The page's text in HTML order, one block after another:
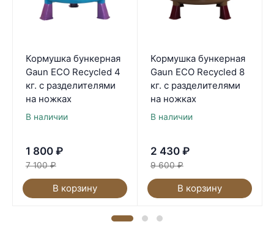
Кормушка бункерная
Gaun ECO Recycled 4
кг. с разделителями
на ножках
В наличии
1 800 ₽
7 100 ₽
В корзину
Кормушка бункерная
Gaun ECO Recycled 8
кг. с разделителями
на ножках
В наличии
2 430 ₽
9 600 ₽
В корзину